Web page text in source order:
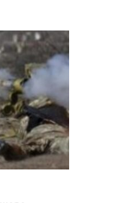
со спамом.
данные комментариев